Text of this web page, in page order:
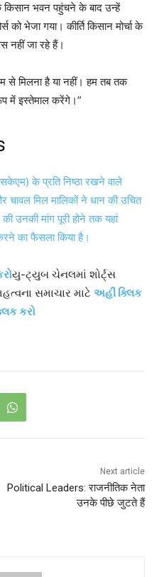
भवन पहुंचने के बाद उन्हें
भेजा गया। कीर्ति किसान मोर्चा के
नहीं जा रहे हैं।
से मिलना है या नहीं। हम तब तक
में इस्तेमाल करेंगे।”
के प्रति निष्ठा रखने वाले
मिल मालिकों ने धान की उचित
उनकी मांग पूरी होने तक यहां
का फैसला किया है।
યુ-ટ્યુબ ચેનલમાં શોર્ટ્સ
સમાચાર માટે અહીં ક્લિક
કરો
Next article
Political Leaders: राजनीतिक नेता
उनके पीछे जुटते हैं